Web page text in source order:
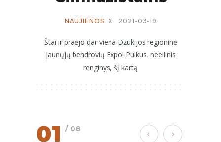
NAUJIENOS X 2021-03-19
Štai ir praėjo dar viena Dzūkijos regioninė
jaunųjų bendrovių Expo! Puikus, neeilinis
renginys, šį kartą
01 / 08